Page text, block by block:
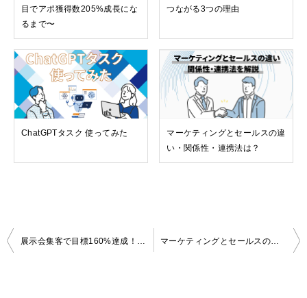
目でアポ獲得数205%成長にな
るまで〜
つながる3つの理由
ChatGPTタスク 使ってみた
マーケティングとセールスの違
い・関係性・連携法は？
投
稿
展示会集客で目標160%達成！新卒が挑んだ泥くさ～い「声かけ」改善の舞台裏 マーケティングとセールスの違い・関係性・連携法は？